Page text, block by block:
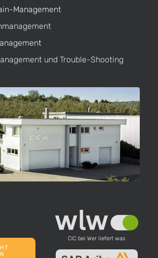
Management
und Trouble-Shooting
CIC bei Wer liefert was